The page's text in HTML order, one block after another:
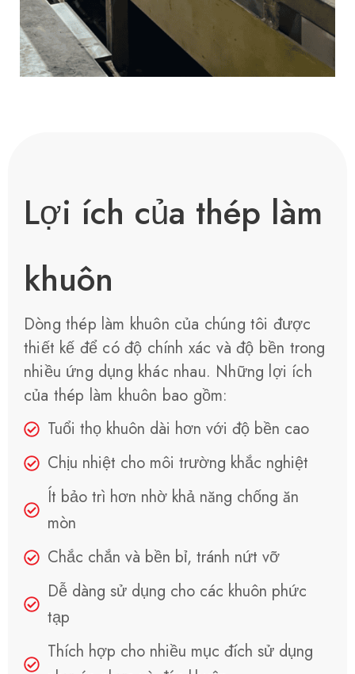
Lợi ích của thép làm
khuôn
Dòng thép làm khuôn của chúng tôi được
thiết kế để có độ chính xác và độ bền trong
nhiều ứng dụng khác nhau. Những lợi ích
của thép làm khuôn bao gồm:
Tuổi thọ khuôn dài hơn với độ bền cao
Chịu nhiệt cho môi trường khắc nghiệt
Ít bảo trì hơn nhờ khả năng chống ăn
mòn
Chắc chắn và bền bỉ, tránh nứt vỡ
Dễ dàng sử dụng cho các khuôn phức
tạp
Thích hợp cho nhiều mục đích sử dụng